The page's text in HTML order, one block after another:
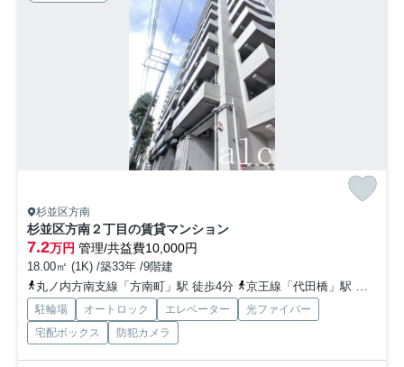
杉並区方南
杉並区方南２丁目の賃貸マンション
7.2万円 管理/共益費10,000円
18.00㎡ (1K) /築33年 /9階建
丸ノ内方南支線「方南町」駅 徒歩4分
京王線「代田橋」駅 徒歩15分
駐輪場 オートロック エレベーター
光ファイバー
宅配ボックス
防犯カメラ